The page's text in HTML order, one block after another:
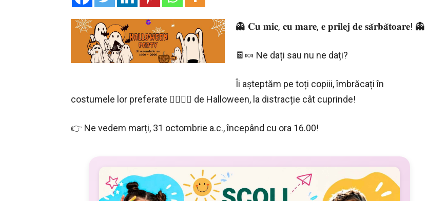
👻 𝐂𝐮 𝐦𝐢𝐜, 𝐜𝐮 𝐦𝐚𝐫𝐞, 𝐞 𝐩𝐫𝐢𝐥𝐞𝐣 𝐝𝐞 𝐬𝐚̆𝐫𝐛𝐚̆𝐭𝐨𝐚𝐫𝐞! 👻
🍫🍬 Ne dați sau nu ne dați?
Îi așteptăm pe toți copiii, îmbrăcați în
costumele lor preferate 🧟‍♂️🧟‍♀️ de Halloween, la distracție cât cuprinde!
👉 Ne vedem marți, 31 octombrie a.c., începând cu ora 16.00!